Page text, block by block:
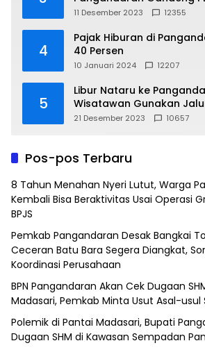
11 Desember 2023 12355
4
Pajak Hiburan di
40 Persen
10 Januari 2024 12207
5
Libur Nataru ke
Wisatawan Gunakan
21 Desember 2023 10657
Pos-pos Terbaru
8 Tahun Menahan Nyeri Lutut, Warga
Kembali Bisa Beraktivitas Usai Operasi
BPJS
Pemkab Pangandaran Desak Bangkai
Ceceran Batu Bara Segera Diangkat,
Koordinasi Perusahaan
BPN Pangandaran Akan Cek Dugaan
Madasari, Pemkab Minta Usut Asal-usul
Polemik di Pantai Madasari, Bupati
Dugaan SHM di Kawasan Sempadan